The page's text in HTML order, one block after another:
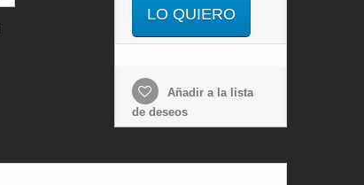
LO QUIERO
Añadir a la lista
de deseos